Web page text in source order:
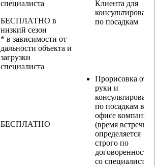
специалиста
БЕСПЛАТНО в
низкий сезон
* в зависимости от
дальности объекта и
загрузки
специалиста
Клиента для
консультирования
по посадкам
БЕСПЛАТНО
Прорисовка от
руки и
консультирование
по посадкам в
офисе компании
(время встречи
определяется
строго по
договоренности
со специалистом)